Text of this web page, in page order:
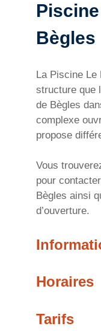
Bègles
La Piscine Le
structure que
de Bègles
complexe
propose
Vous
pour
Bègles ainsi
d’ouverture.
Horaires
Tarifs